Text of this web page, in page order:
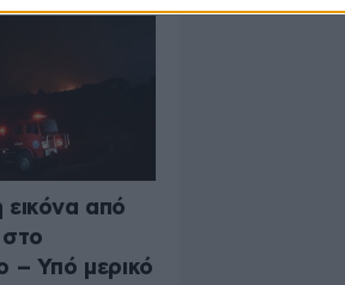
εικόνα από
– Υπό μερικό